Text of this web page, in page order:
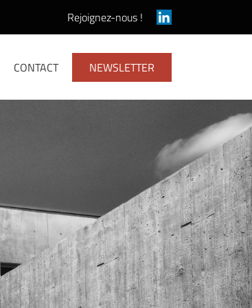
Rejoignez-nous !
CONTACT NEWSLETTER